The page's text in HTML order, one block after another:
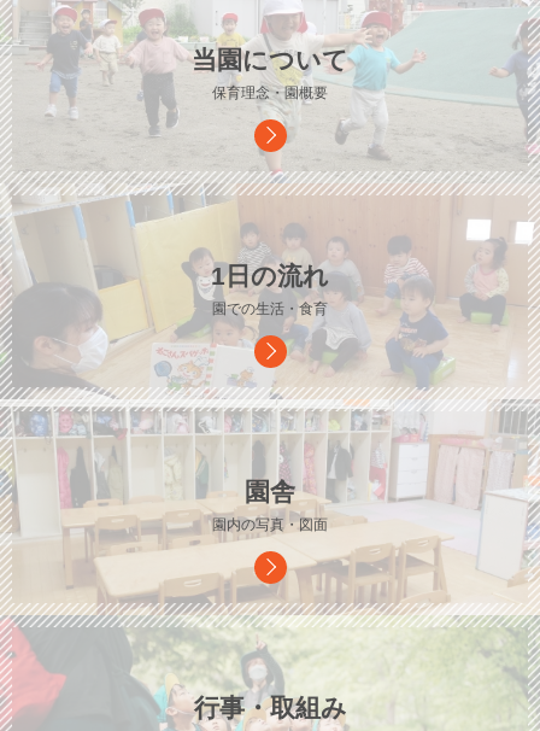
当園について
保育理念・園概要
1日の流れ
園での生活・食育
園舎
園内の写真・図面
行事・取組み